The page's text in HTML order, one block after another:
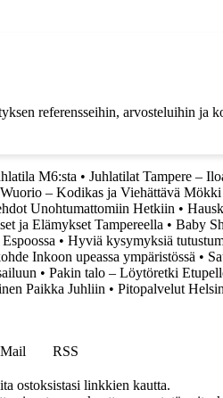
referensseihin, arvosteluihin
M6:sta • Juhlatilat Tampere –
– Kodikas ja Viehättävä Mökki
Unohtumattomiin Hetkiin •
ja Elämykset Tampereella • Baby
• Hyviä kysymyksiä
Inkoon upeassa ympäristössä •
• Pakin talo – Löytöretki
Paikka Juhliin • Pitopalvelut
Mail
RSS
ostoksistasi linkkien kautta.